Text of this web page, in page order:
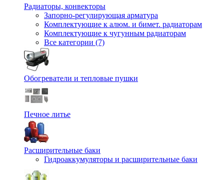
Радиаторы, конвекторы
Запорно-регулирующая арматура
Комплектующие к алюм. и бимет. радиаторам
Комплектующие к чугунным радиаторам
Все категории (7)
Обогреватели и тепловые пушки
Печное литье
Расширительные баки
Гидроаккумуляторы и расширительные баки